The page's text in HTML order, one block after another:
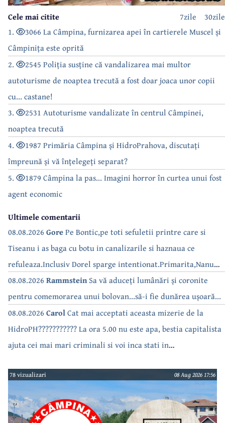
30zile
7zile
Cele mai citite
1.
3066 La Câmpina, furnizarea apei în cartierele Muscel și
Câmpinița este oprită
2.
2545 Poliția susține că vandalizarea mai multor
autoturisme de noaptea trecută a fost doar joaca unor copii
cu... castane!
3.
2531 Autoturisme vandalizate în centrul Câmpinei,
noaptea trecută
4.
1987 Primăria Câmpina și HidroPrahova, discutați
împreună și vă înțelegeți separat?
5.
1879 Câmpina la pas... Imagini horror în curtea unui fost
agent economic
Ultimele comentarii
08.08.2026 GorePe Bontic,pe toti sefuletii printre care si
Tiseanu i as baga cu botu in canalizarile si haznaua ce
refuleaza.Inclusiv Dorel sparge intentionat.Primarita,Nanu
bea apa de la robinet.Asta as intreba o si pe Izabel Mitrea
08.08.2026 RammsteinSa vă aduceți lumânări și coronite
pentru comemorarea unui bolovan...să-i fie dunărea ușoară...
08.08.2026 CarolCat mai acceptati aceasta mizerie de la
HidroPH??????????? La ora 5.00 nu este apa, bestia capitalista
ajuta cei mai mari criminali si voi inca stati in
78 vizualizari 08 Aug 2026 17:56